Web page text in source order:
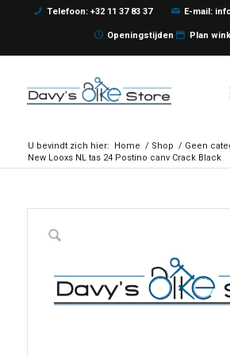
Telefoon: +32 11 37 83 37 E-mail:
Openingstijden Plan
U bevindt zich hier: Home / Shop / Geen
New Looxs NL tas 24 Postino canv Crack Black